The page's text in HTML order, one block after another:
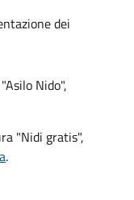
dei
Nido",
"Nidi gratis",
.